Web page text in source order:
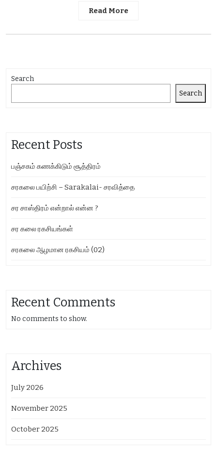
Read More
Search
Search
Recent Posts
பஞ்சகம் கணக்கிடும் சூத்திரம்
சரகலை பயிற்சி – Sarakalai- சரவித்தை
சர சாஸ்திரம் என்றால் என்ன ?
சர கலை ரகசியங்கள்
சரகலை ஆழமான ரகசியம் (02)
Recent Comments
No comments to show.
Archives
July 2026
November 2025
October 2025